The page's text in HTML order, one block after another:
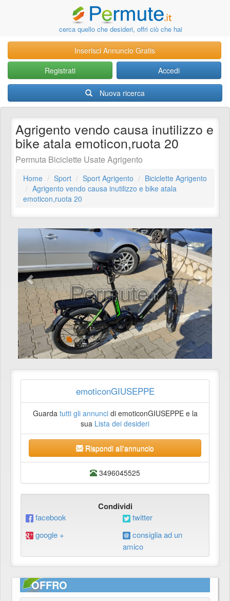
cerca quello che desideri, offri ciò che hai
Inserisci Annuncio Gratis
Registrati
Accedi
Nuova ricerca
Agrigento vendo causa inutilizzo e
bike atala emoticon,ruota 20
Permuta Biciclette Usate Agrigento
Home Sport Sport Agrigento
Biciclette Agrigento
Agrigento vendo causa inutilizzo e bike atala
emoticon,ruota 20
emoticonGIUSEPPE
Guarda tutti gli annuncidi emoticonGIUSEPPE e la
sua Lista dei desideri
Rispondi all'annuncio
3496045525
Condividi
facebook
twitter
google +
consiglia ad un
amico
OFFRO